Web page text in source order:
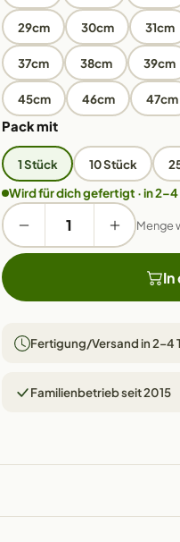
29cm 30cm 31cm
37cm 38cm 39cm
45cm 46cm 47cm
Pack mit
1 Stück 10 Stück
Wird für dich gefertigt · in 2–4
Menge
In
Fertigung/Versand in 2–4
Familienbetrieb seit 2015